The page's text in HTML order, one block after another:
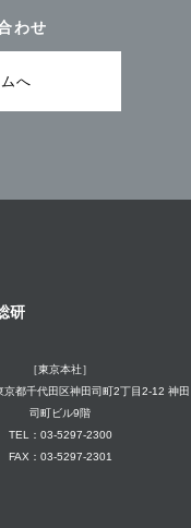
わせ
へ
研
［東京本社］
都千代田区神田司町2丁目2-12 神田
司町ビル9階
TEL：03-5297-2300
FAX：03-5297-2301